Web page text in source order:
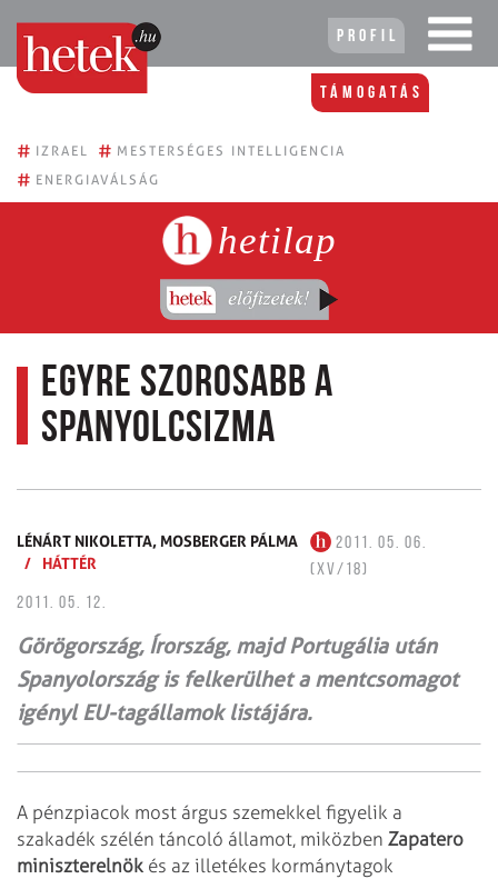
Profil
Támogatás
# IZRAEL # MESTERSÉGES INTELLIGENCIA
# ENERGIAVÁLSÁG
hetilap
Egyre szorosabb a
spanyolcsizma
LÉNÁRT NIKOLETTA, MOSBERGER PÁLMA
/
HÁTTÉR
2011. 05. 06.
(XV/18)
2011. 05. 12.
Görögország, Írország, majd Portugália után
Spanyolország is felkerülhet a mentcsomagot
igényl EU-tagállamok listájára.
A pénzpiacok most árgus szemekkel figyelik a
szakadék szélén táncoló államot, miközben Zapatero
miniszterelnök és az illetékes kormánytagok